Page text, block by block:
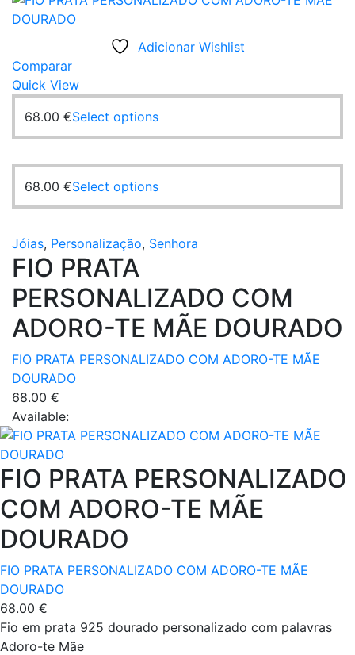
Adicionar Wishlist
Comparar
Quick View
68.00 €Select options
68.00 €Select options
Jóias, Personalização, Senhora
FIO PRATA
PERSONALIZADO COM
ADORO-TE MÃE DOURADO
FIO PRATA PERSONALIZADO COM ADORO-TE MÃE
DOURADO
68.00 €
Available:
FIO PRATA PERSONALIZADO
COM ADORO-TE MÃE
DOURADO
FIO PRATA PERSONALIZADO COM ADORO-TE MÃE
DOURADO
68.00 €
Fio em prata 925 dourado personalizado com palavras
Adoro-te Mãe